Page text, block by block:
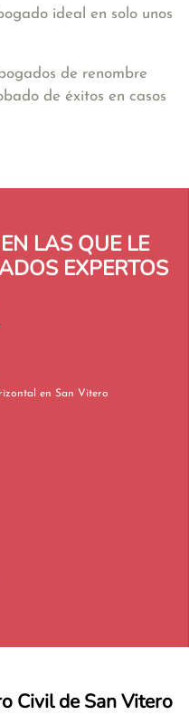
ideal en solo unos
de renombre
de éxitos en casos
LAS QUE LE
EXPERTOS
Derecho Inmobiliario y Propiedad Horizontal en San Vitero
Civil de San Vitero